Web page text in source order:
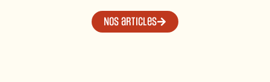
Nos articles